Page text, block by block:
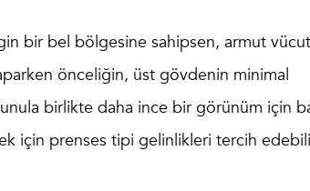
bir bel bölgesine sahipsen, armut vücut
önceliğin, üst gövdenin minimal
birlikte daha ince bir görünüm için
için prenses tipi gelinlikleri tercih